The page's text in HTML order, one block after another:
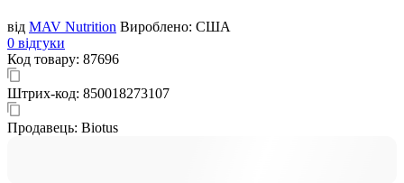
від MAV Nutrition Вироблено: США
0 відгуки
Код товару: 87696
Штрих-код: 850018273107
Продавець: Biotus